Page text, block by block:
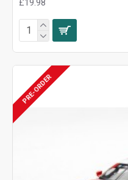
£19.98
PRE-ORDER